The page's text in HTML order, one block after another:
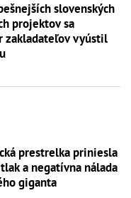
slovenských
projektov sa
zakladateľov vyústil
prestrelka priniesla
a negatívna nálada
giganta